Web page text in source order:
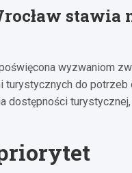
stawia
wyzwaniom
do potrzeb
dostępności